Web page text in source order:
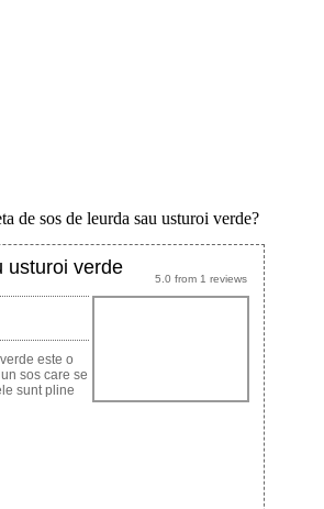
de sos de leurda sau usturoi verde?
5.0 from 1 reviews
usturoi verde
este o
sos care se
sunt pline